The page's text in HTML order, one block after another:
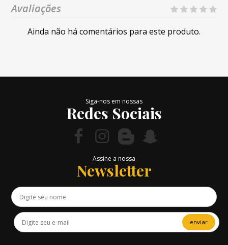
Avaliações
Ainda não há comentários para este produto.
Siga-nos em nossas
Redes Sociais
Assine a nossa
Newsletter
enviar